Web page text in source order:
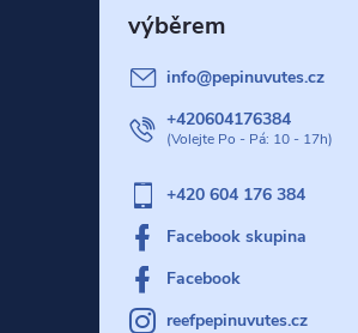
info@pepinuvutes.cz
+420604176384
+420 604 176 384
Facebook skupina
Facebook
reefpepinuvutes.cz